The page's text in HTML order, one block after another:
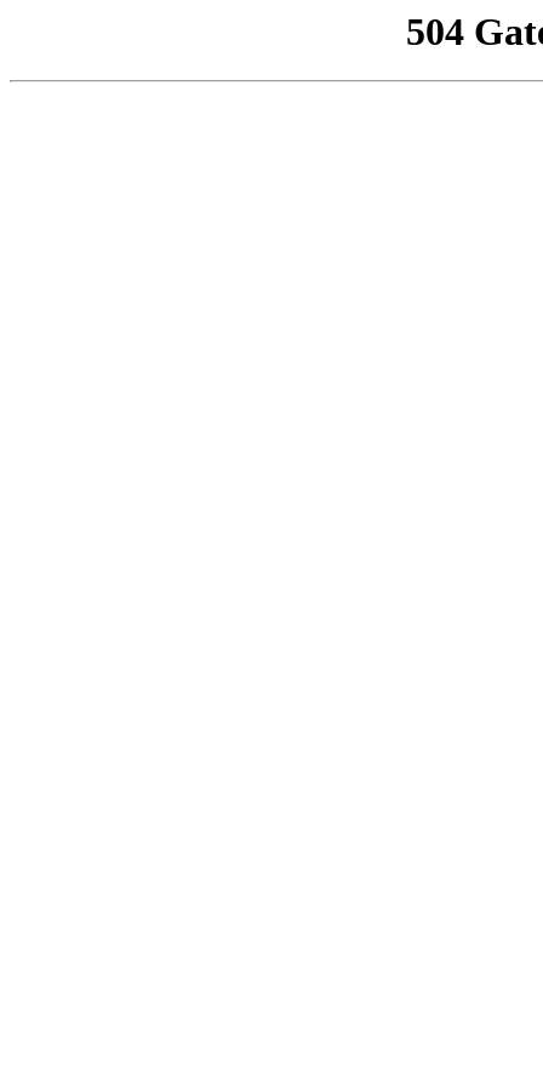
504